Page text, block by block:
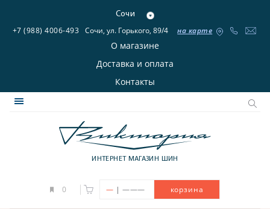
Сочи
+7 (988) 4006-493 Сочи, ул. Горького, 89/4 на карте
О магазине
Доставка и оплата
Контакты
ИНТЕРНЕТ МАГАЗИН ШИН
0 — | ——— корзина